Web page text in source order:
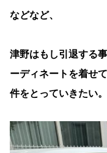
などなど、
津野はもし引退する
ーディネートを着せ
件をとっていきたい。